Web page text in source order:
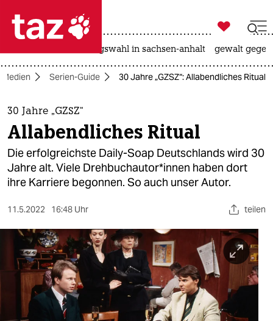
 taz zahl ich
taz zahl ich
themen
politik
öko
sport
berlin
nord

taz zahl ich
landtagswahl in sachsen-anhalt gewalt
Medien Serien-Guide 30 Jahre „GZSZ“: Allabendliches Ritual
30 Jahre „GZSZ“
Allabendliches Ritual
Die erfolgreichste Daily-Soap Deutschlands wird 30
Jahre alt. Viele Dreh­buch­au­to­r*in­nen haben dort
ihre Karriere begonnen. So auch unser Autor.
11.5.2022 16:48 Uhr teilen